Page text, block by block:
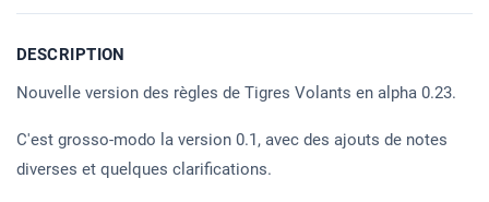
DESCRIPTION
Nouvelle version des règles de Tigres Volants en alpha 0.23.
C'est grosso-modo la version 0.1, avec des ajouts de notes
diverses et quelques clarifications.